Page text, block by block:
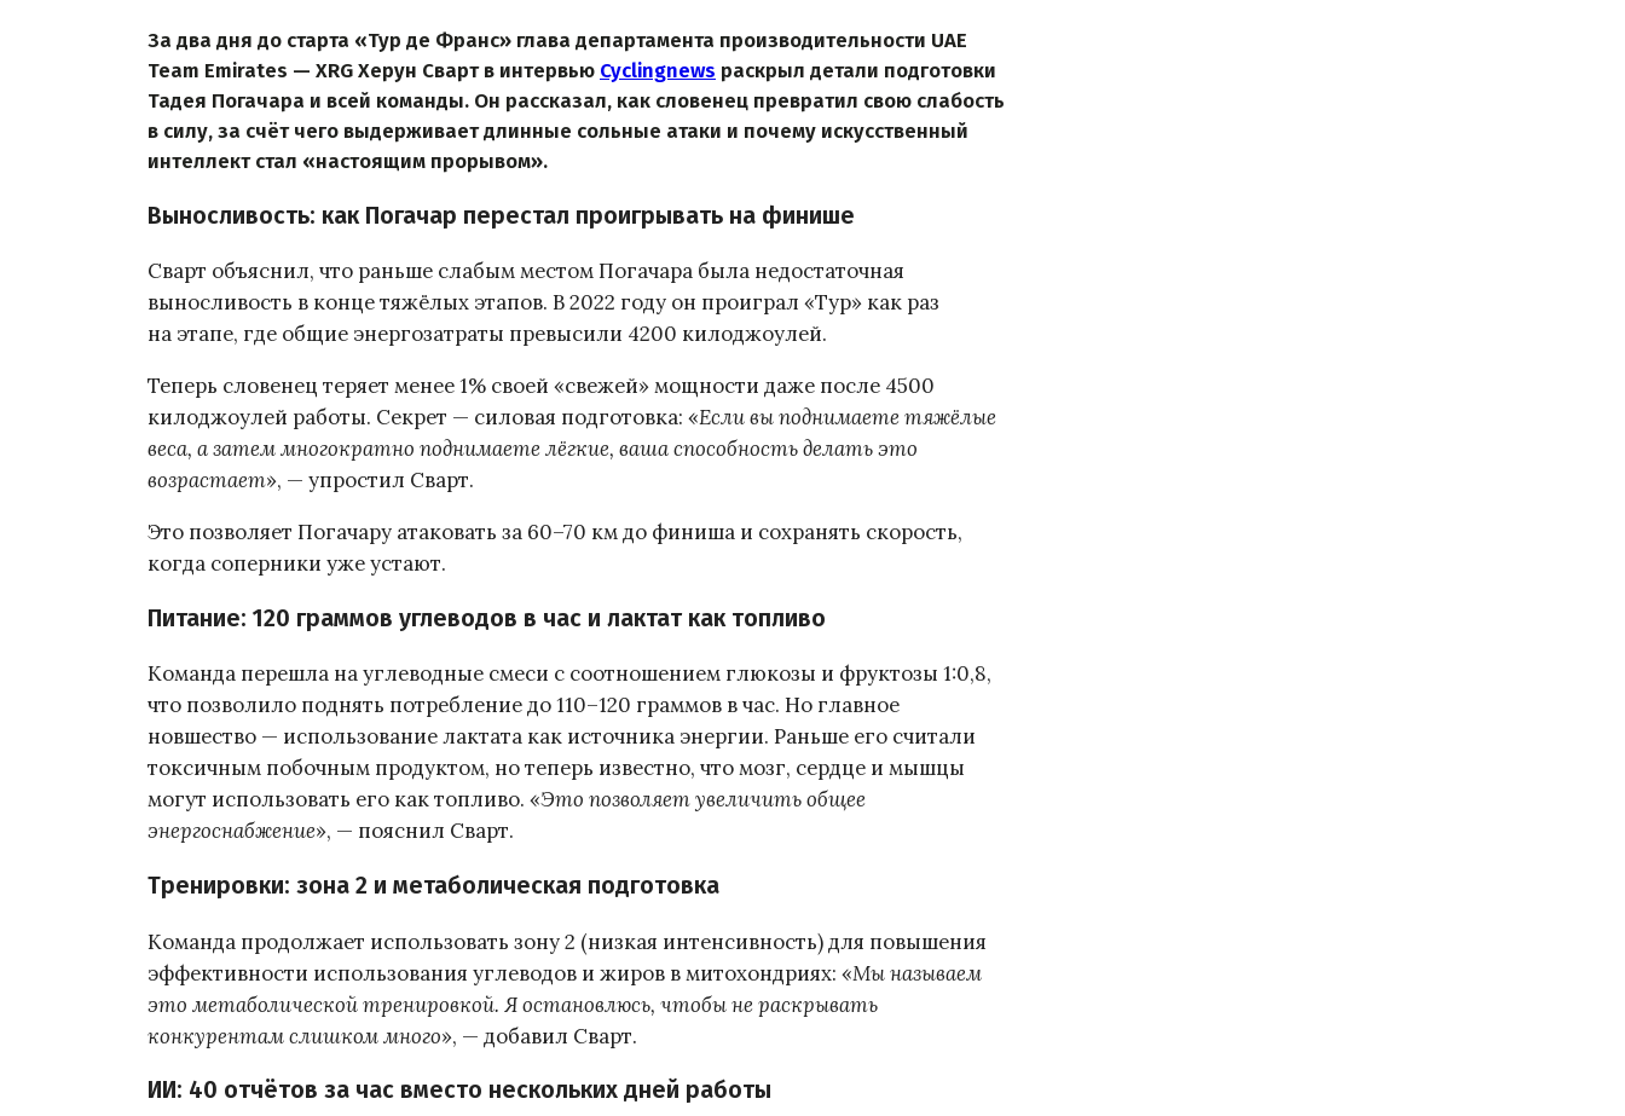
За два дня до старта «Тур де Франс» глава департамента производительности UAE
Team Emirates — XRG Херун Сварт в интервью Cyclingnews раскрыл детали подготовки
Тадея Погачара и всей команды. Он рассказал, как словенец превратил свою слабость
в силу, за счёт чего выдерживает длинные сольные атаки и почему искусственный
интеллект стал «настоящим прорывом».
Выносливость: как Погачар перестал проигрывать на финише
Сварт объяснил, что раньше слабым местом Погачара была недостаточная
выносливость в конце тяжёлых этапов. В 2022 году он проиграл «Тур» как раз
на этапе, где общие энергозатраты превысили 4200 килоджоулей.
Теперь словенец теряет менее 1% своей «свежей» мощности даже после 4500
килоджоулей работы. Секрет — силовая подготовка: «Если вы поднимаете тяжёлые
веса, а затем многократно поднимаете лёгкие, ваша способность делать это
возрастает», — упростил Сварт.
Это позволяет Погачару атаковать за 60–70 км до финиша и сохранять скорость,
когда соперники уже устают.
Питание: 120 граммов углеводов в час и лактат как топливо
Команда перешла на углеводные смеси с соотношением глюкозы и фруктозы 1:0,8,
что позволило поднять потребление до 110–120 граммов в час. Но главное
новшество — использование лактата как источника энергии. Раньше его считали
токсичным побочным продуктом, но теперь известно, что мозг, сердце и мышцы
могут использовать его как топливо. «Это позволяет увеличить общее
энергоснабжение», — пояснил Сварт.
Тренировки: зона 2 и метаболическая подготовка
Команда продолжает использовать зону 2 (низкая интенсивность) для повышения
эффективности использования углеводов и жиров в митохондриях: «Мы называем
это метаболической тренировкой. Я остановлюсь, чтобы не раскрывать
конкурентам слишком много», — добавил Сварт.
ИИ: 40 отчётов за час вместо нескольких дней работы